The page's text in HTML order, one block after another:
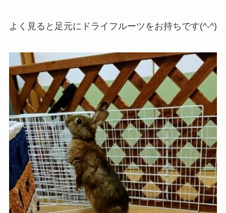
よく見ると足元にドライフルーツをお持ちです(^-^)